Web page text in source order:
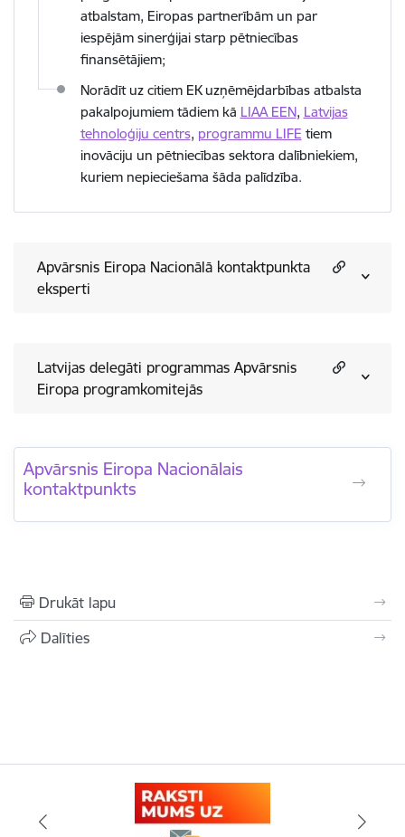
atbalstam, Eiropas partnerībām un par
iespējām sinerģijai starp pētniecības
finansētājiem;
Norādīt uz citiem EK uzņēmējdarbības atbalsta
pakalpojumiem tādiem kā LIAA EEN, Latvijas
tehnoloģiju centrs, programmu LIFE tiem
inovāciju un pētniecības sektora dalībniekiem,
kuriem nepieciešama šāda palīdzība.
Apvārsnis Eiropa Nacionālā kontaktpunkta
eksperti
Latvijas delegāti programmas Apvārsnis
Eiropa programkomitejās
Apvārsnis Eiropa Nacionālais
kontaktpunkts
Drukāt lapu
Dalīties